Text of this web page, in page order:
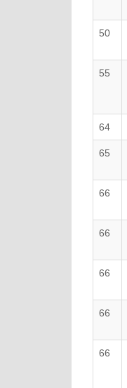
50
55
64
65
66
66
66
66
66